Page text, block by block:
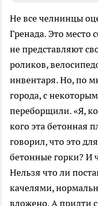
Не все челнинцы
Гренада. Это место
не представляют
роликов,
инвентаря. Но, по
города, с
переборщили. «Я,
кого эта бетонная
говорил, что это
бетонные горки? И
Нельзя что ли
качелями,
вложено. А придти